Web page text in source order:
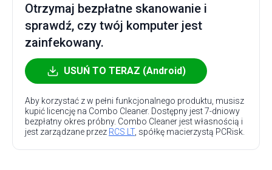
Otrzymaj bezpłatne skanowanie i
sprawdź, czy twój komputer jest
zainfekowany.
USUŃ TO TERAZ (Android)
Aby korzystać z w pełni funkcjonalnego produktu, musisz
kupić licencję na Combo Cleaner. Dostępny jest 7-dniowy
bezpłatny okres próbny. Combo Cleaner jest własnością i
jest zarządzane przez RCS LT, spółkę macierzystą PCRisk.